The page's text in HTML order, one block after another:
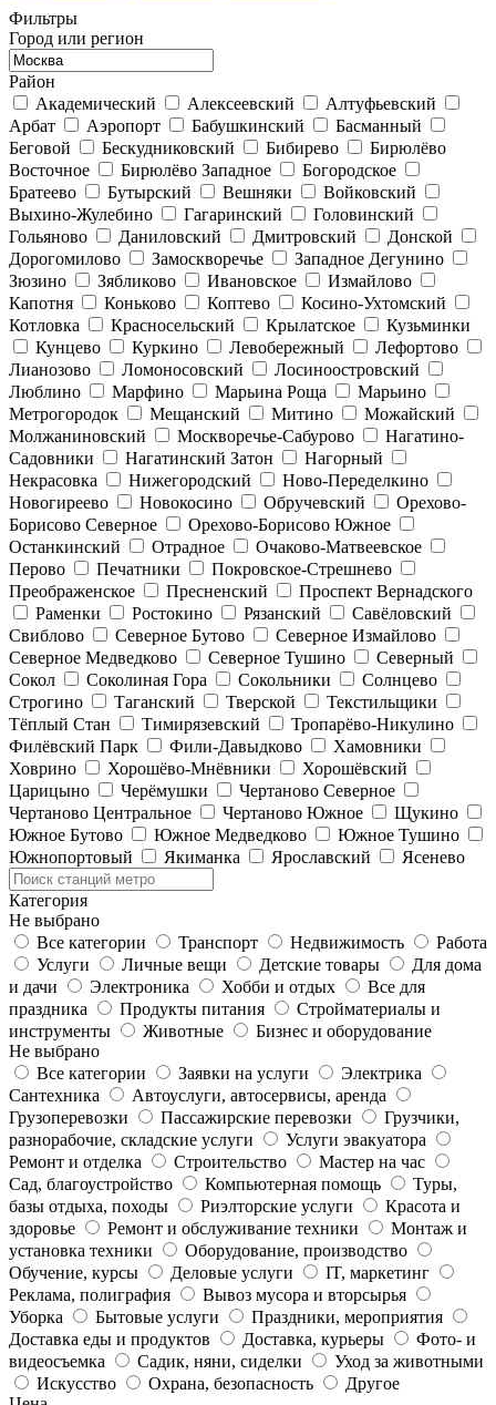
Фильтры
Город или регион
Район
Академический
Алексеевский
Алтуфьевский
Арбат
Аэропорт Бабушкинский
Басманный
Беговой
Бескудниковский Бибирево
Бирюлёво
Восточное
Бирюлёво Западное
Богородское
Братеево
Бутырский Вешняки
Войковский
Выхино-Жулебино
Гагаринский
Головинский
Гольяново
Даниловский Дмитровский
Донской
Дорогомилово
Замоскворечье
Западное Дегунино
Зюзино
Зябликово Ивановское
Измайлово
Капотня
Коньково Коптево
Косино-Ухтомский
Котловка
Красносельский Крылатское
Кузьминки
Кунцево
Куркино Левобережный
Лефортово
Лианозово
Ломоносовский
Лосиноостровский
Люблино
Марфино Марьина Роща
Марьино
Метрогородок
Мещанский Митино
Можайский
Молжаниновский
Москворечье-Сабурово
Нагатино-
Садовники
Нагатинский Затон
Нагорный
Некрасовка
Нижегородский
Ново-Переделкино
Новогиреево
Новокосино Обручевский
Орехово-
Борисово Северное
Орехово-Борисово Южное
Останкинский
Отрадное
Очаково-Матвеевское
Перово
Печатники
Покровское-Стрешнево
Преображенское
Пресненский
Проспект Вернадского
Раменки
Ростокино Рязанский
Савёловский
Свиблово
Северное Бутово
Северное Измайлово
Северное Медведково
Северное Тушино
Северный
Сокол
Соколиная Гора Сокольники
Солнцево
Строгино
Таганский Тверской
Текстильщики
Тёплый Стан
Тимирязевский
Тропарёво-Никулино
Филёвский Парк
Фили-Давыдково
Хамовники
Ховрино
Хорошёво-Мнёвники
Хорошёвский
Царицыно
Черёмушки
Чертаново Северное
Чертаново Центральное
Чертаново Южное
Щукино
Южное Бутово
Южное Медведково
Южное Тушино
Южнопортовый
Якиманка Ярославский Ясенево
Категория
Не выбрано
Все категории
Транспорт Недвижимость
Работа
Услуги
Личные вещи Детские товары
Для дома
и дачи
Электроника Хобби и отдых
Все для
праздника
Продукты питания
Стройматериалы и
инструменты
Животные
Бизнес и оборудование
Не выбрано
Все категории
Заявки на услуги
Электрика
Сантехника
Автоуслуги, автосервисы, аренда
Грузоперевозки
Пассажирские перевозки
Грузчики,
разнорабочие, складские услуги
Услуги эвакуатора
Ремонт и отделка
Строительство
Мастер на час
Сад, благоустройство
Компьютерная помощь
Туры,
базы отдыха, походы
Риэлторские услуги
Красота и
здоровье
Ремонт и обслуживание техники
Монтаж и
установка техники
Оборудование, производство
Обучение, курсы
Деловые услуги
IT, маркетинг
Реклама, полиграфия
Вывоз мусора и вторсырья
Уборка
Бытовые услуги
Праздники, мероприятия
Доставка еды и продуктов
Доставка, курьеры
Фото- и
видеосъемка
Садик, няни, сиделки
Уход за животными
Искусство
Охрана, безопасность
Другое